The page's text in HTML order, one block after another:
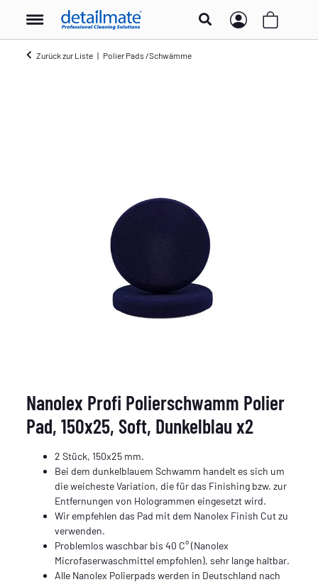
Zurück zur Liste Polier Pads /Schwämme
Nanolex Profi Polierschwamm Polier
Pad, 150x25, Soft, Dunkelblau x2
2 Stück, 150x25 mm.
Bei dem dunkelblauem Schwamm handelt es sich um
die weicheste Variation, die für das Finishing bzw. zur
Entfernungen von Hologrammen eingesetzt wird.
Wir empfehlen das Pad mit dem Nanolex Finish Cut zu
verwenden.
Problemlos waschbar bis 40 C° (Nanolex
Microfaserwaschmittel empfohlen), sehr lange haltbar.
Alle Nanolex Polierpads werden in Deutschland nach